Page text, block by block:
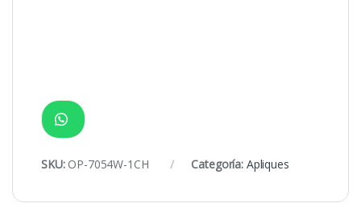
SKU: OP-7054W-1CH Categoría: Apliques